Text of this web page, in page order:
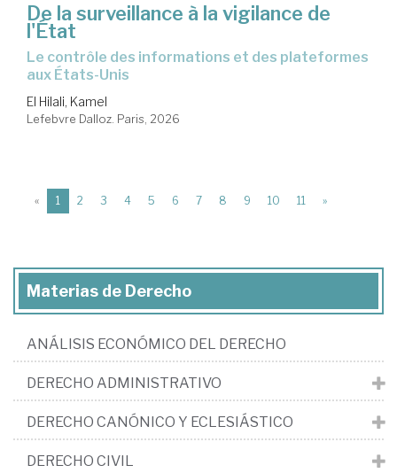
De la surveillance à la vigilance de
l'État
Le contrôle des informations et des plateformes
aux États-Unis
El Hilali, Kamel
Lefebvre Dalloz. Paris, 2026
« 1 (current)
2 3 4 5 6 7 8 9 10 11 »
Materias de Derecho
ANÁLISIS ECONÓMICO DEL DERECHO
DERECHO ADMINISTRATIVO
DERECHO CANÓNICO Y ECLESIÁSTICO
DERECHO CIVIL